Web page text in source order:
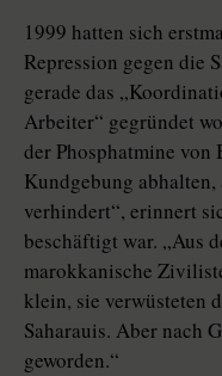
1999 hatten sich
Repression gegen die
gerade das
Arbeiter“ gegründet
der Phosphatmine von
Kundgebung
verhindert“, erinnert
beschäftigt war. „Aus
marokkanische
klein, sie verwüsteten
Saharauis. Aber nach
geworden.“